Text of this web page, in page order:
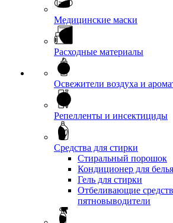
Медицинские маски
Расходные материалы
Освежители воздуха и
Репелленты и инсектициды
Средства для стирки
Стиральный порошок
Кондиционер для белья
Гель для стирки
Отбеливающие
пятновыводители